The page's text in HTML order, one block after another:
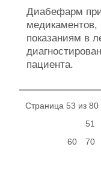
Диабефарм
показаниям в
пациента.
Страница 53 из 80
51
60
70